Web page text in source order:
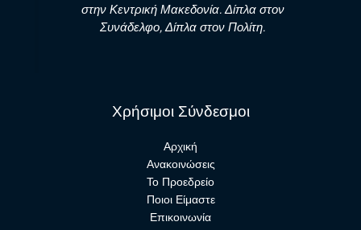
στην Κεντρική Μακεδονία. Δίπλα στον
Συνάδελφο, Δίπλα στον Πολίτη.
Χρήσιμοι Σύνδεσμοι
Αρχική
Ανακοινώσεις
Το Προεδρείο
Ποιοι Είμαστε
Επικοινωνία